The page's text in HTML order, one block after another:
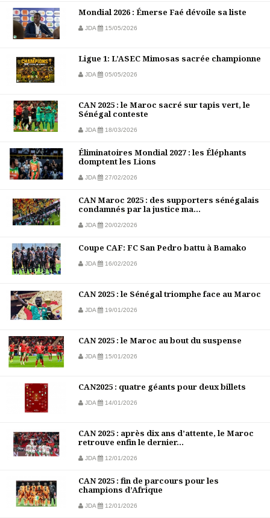
Mondial 2026 : Émerse Faé dévoile sa liste
JDA 15/05/2026
Ligue 1: L’ASEC Mimosas sacrée championne
JDA 05/05/2026
CAN 2025 : le Maroc sacré sur tapis vert, le
Sénégal conteste
JDA 18/03/2026
Éliminatoires Mondial 2027 : les Éléphants
domptent les Lions
JDA 27/02/2026
CAN Maroc 2025 : des supporters sénégalais
condamnés par la justice ma...
JDA 20/02/2026
Coupe CAF: FC San Pedro battu à Bamako
JDA 16/02/2026
CAN 2025 : le Sénégal triomphe face au Maroc
JDA 19/01/2026
CAN 2025 : le Maroc au bout du suspense
JDA 15/01/2026
CAN2025 : quatre géants pour deux billets
JDA 14/01/2026
CAN 2025 : après dix ans d’attente, le Maroc
retrouve enfin le dernier...
JDA 12/01/2026
CAN 2025 : fin de parcours pour les
champions d’Afrique
JDA 12/01/2026